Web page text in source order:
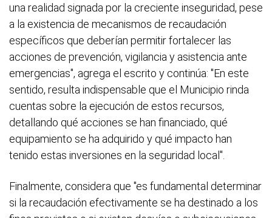
una realidad signada por la creciente inseguridad, pese
a la existencia de mecanismos de recaudación
específicos que deberían permitir fortalecer las
acciones de prevención, vigilancia y asistencia ante
emergencias", agrega el escrito y continúa: "En este
sentido, resulta indispensable que el Municipio rinda
cuentas sobre la ejecución de estos recursos,
detallando qué acciones se han financiado, qué
equipamiento se ha adquirido y qué impacto han
tenido estas inversiones en la seguridad local".
Finalmente, considera que "es fundamental determinar
si la recaudación efectivamente se ha destinado a los